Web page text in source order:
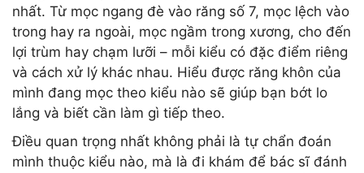
nhất. Từ mọc ngang đè vào răng số 7, mọc lệch vào
trong hay ra ngoài, mọc ngầm trong xương, cho đến
lợi trùm hay chạm lưỡi – mỗi kiểu có đặc điểm riêng
và cách xử lý khác nhau. Hiểu được răng khôn của
mình đang mọc theo kiểu nào sẽ giúp bạn bớt lo
lắng và biết cần làm gì tiếp theo.
Điều quan trọng nhất không phải là tự chẩn đoán
mình thuộc kiểu nào, mà là đi khám để bác sĩ đánh